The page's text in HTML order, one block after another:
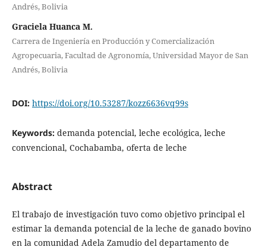
Andrés, Bolivia
Graciela Huanca M.
Carrera de Ingeniería en Producción y Comercialización
Agropecuaria, Facultad de Agronomía, Universidad Mayor de San
Andrés, Bolivia
DOI: https://doi.org/10.53287/kozz6636vq99s
Keywords: demanda potencial, leche ecológica, leche
convencional, Cochabamba, oferta de leche
Abstract
El trabajo de investigación tuvo como objetivo principal el
estimar la demanda potencial de la leche de ganado bovino
en la comunidad Adela Zamudio del departamento de